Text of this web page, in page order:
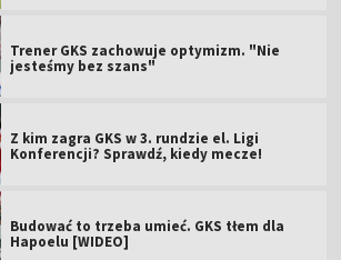
Trener GKS zachowuje optymizm. "Nie
jesteśmy bez szans"
Z kim zagra GKS w 3. rundzie el. Ligi
Konferencji? Sprawdź, kiedy mecze!
Budować to trzeba umieć. GKS tłem dla
Hapoelu [WIDEO]